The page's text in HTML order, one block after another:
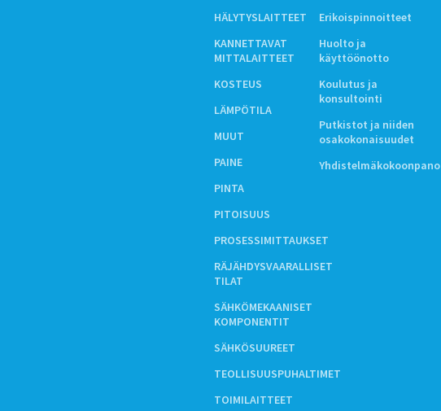
HÄLYTYSLAITTEET
KANNETTAVAT
MITTALAITTEET
KOSTEUS
LÄMPÖTILA
MUUT
PAINE
PINTA
PITOISUUS
PROSESSIMITTAUKSET
RÄJÄHDYSVAARALLISET
TILAT
SÄHKÖMEKAANISET
KOMPONENTIT
SÄHKÖSUUREET
TEOLLISUUSPUHALTIMET
TOIMILAITTEET
Erikoispinnoitteet
Huolto ja
käyttöönotto
Koulutus ja
konsultointi
Putkistot ja niiden
osakokonaisuudet
Yhdistelmäkokoonpano